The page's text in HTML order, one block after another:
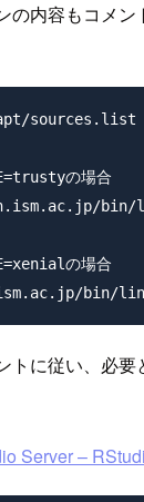
の内容もコメン
sources.list
の場合
bin/
の場合
トに従い、必
Server –